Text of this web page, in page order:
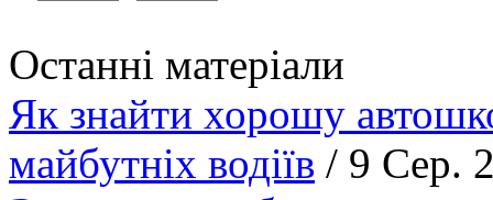
Останні матеріали
Як знайти хорошу
майбутніх водіїв / 9 Сер.